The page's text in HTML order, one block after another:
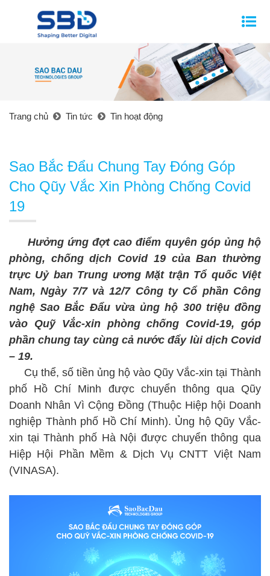
Trang chủ Tin tức Tin hoạt động
Sao Bắc Đẩu Chung Tay Đóng Góp
Cho Qũy Vắc Xin Phòng Chống Covid
19
Hưởng ứng đợt cao điểm quyên góp ủng hộ
phòng, chống dịch Covid 19 của Ban thường
trực Uỷ ban Trung ương Mặt trận Tổ quốc Việt
Nam, Ngày 7/7 và 12/7 Công ty Cổ phần Công
nghệ Sao Bắc Đẩu vừa ủng hộ 300 triệu đồng
vào Quỹ Vắc-xin phòng chống Covid-19, góp
phần chung tay cùng cả nước đẩy lùi dịch Covid
– 19.
Cụ thể, số tiền ủng hộ vào Qũy Vắc-xin tại Thành
phố Hồ Chí Minh được chuyển thông qua Qũy
Doanh Nhân Vì Cộng Đồng (Thuộc Hiệp hội Doanh
nghiệp Thành phố Hồ Chí Minh). Ủng hộ Qũy Vắc-
xin tại Thành phố Hà Nội được chuyển thông qua
Hiệp Hội Phần Mềm & Dịch Vụ CNTT Việt Nam
(VINASA).